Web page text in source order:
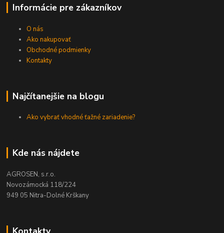
Informácie pre zákazníkov
O nás
Ako nakupovať
Obchodné podmienky
Kontakty
Najčítanejšie na blogu
Ako vybrať vhodné ťažné zariadenie?
Kde nás nájdete
AGROSEN, s.r.o.
Novozámocká 118/224
949 05 Nitra-Dolné Krškany